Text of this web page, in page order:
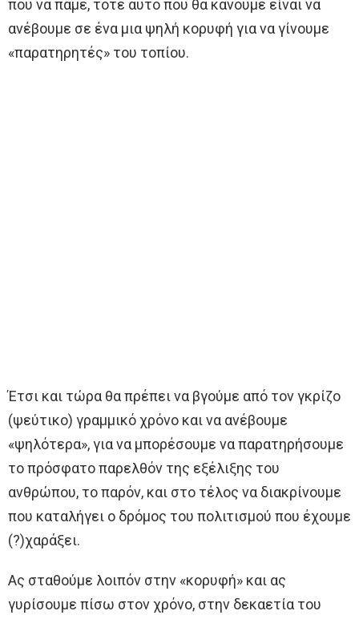
που να πάμε, τότε αυτο που θα κάνουμε είναι να
ανέβουμε σε ένα μια ψηλή κορυφή για να γίνουμε
«παρατηρητές» του τοπίου.
Έτσι και τώρα θα πρέπει να βγούμε από τον γκρίζο
(ψεύτικο) γραμμικό χρόνο και να ανέβουμε
«ψηλότερα», για να μπορέσουμε να παρατηρήσουμε
το πρόσφατο παρελθόν της εξέλιξης του
ανθρώπου, το παρόν, και στο τέλος να διακρίνουμε
που καταλήγει ο δρόμος του πολιτισμού που έχουμε
(?)χαράξει.
Ας σταθούμε λοιπόν στην «κορυφή» και ας
γυρίσουμε πίσω στον χρόνο, στην δεκαετία του